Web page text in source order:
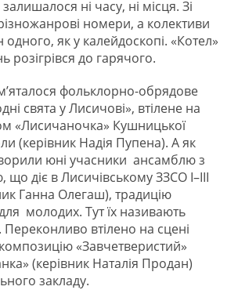
ні часу, ні місця. Зі
номери, а колективи
як у калейдоскопі. «Котел»
розігрівся до гарячого.
фольклорно-обрядове
свята у Лисичові», втілене на
«Лисичаночка» Кушницької
(керівник Надія Пупена). А як
юні учасники ансамблю з
діє в Лисичівському ЗЗСО І–ІІІ
Ганна Олегаш), традицію
для молодих. Тут їх називають
Переконливо втілено на сцені
«Завчетверистий»
(керівник Наталія Продан)
закладу.